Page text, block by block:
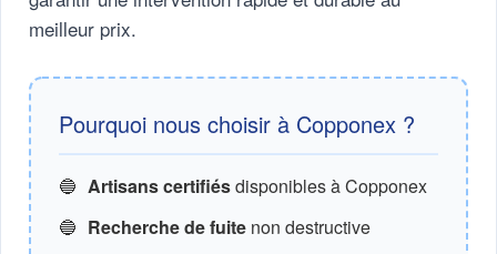
meilleur prix.
Pourquoi nous choisir à Copponex ?
🔵 Artisans certifiésdisponibles à Copponex
🔵 Recherche de fuite non destructive